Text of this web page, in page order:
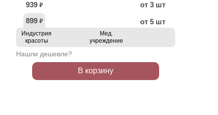
939 ₽
от 3 шт
899 ₽ от 5 шт
Индустрия
красоты
Мед.
учреждение
Нашли дешевле?
В корзину